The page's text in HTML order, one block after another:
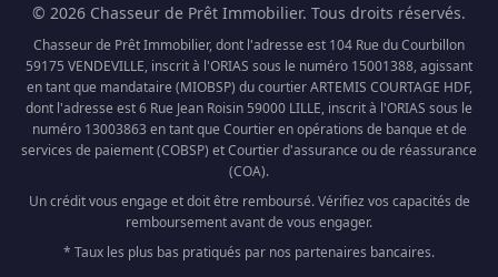
© 2026 Chasseur de Prêt Immobilier. Tous droits réservés.
Chasseur de Prêt Immobilier, dont l'adresse est 104 Rue du Courbillon
59175 VENDEVILLE, inscrit à l'ORIAS sous le numéro 15001388, agissant
en tant que mandataire (MIOBSP) du courtier ARTEMIS COURTAGE HDF,
dont l'adresse est 6 Rue Jean Roisin 59000 LILLE, inscrit à l'ORIAS sous le
numéro 13003863 en tant que Courtier en opérations de banque et de
services de paiement (COBSP) et Courtier d'assurance ou de réassurance
(COA).
Un crédit vous engage et doit être remboursé. Vérifiez vos capacités de
remboursement avant de vous engager.
* Taux les plus bas pratiqués par nos partenaires bancaires.